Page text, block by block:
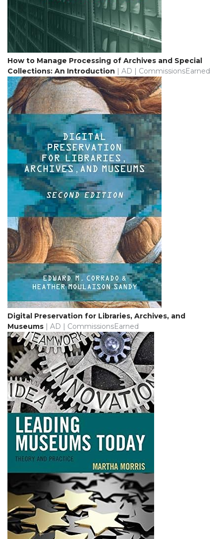
How to Manage Processing of Archives and Special
Collections: An Introduction | AD | CommissionsEarned
Digital Preservation for Libraries, Archives, and
Museums | AD | CommissionsEarned